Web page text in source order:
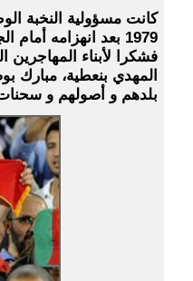
كانت مسؤولية النخبة
1979 بعد انهزامه أمام الجزائر بالدرالبيضاء بحصة ثقيلة (5-1)
فشكرا لأبناء
المهدي بنعطية، مبارك
بلدهم و أصولهم و